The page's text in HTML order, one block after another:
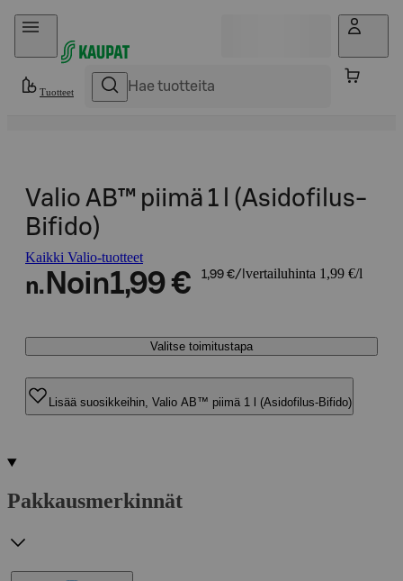
Hyppää sisältöön
Tuotteet
Valio AB™ piimä 1 l (Asidofilus-
Bifido)
Kaikki Valio-tuotteet
n. Noin1,99 € 1,99 €/l vertailuhinta 1,99 €/l
Valitse toimitustapa
Lisää suosikkeihin, Valio AB™ piimä 1 l (Asidofilus-Bifido)
Pakkausmerkinnät